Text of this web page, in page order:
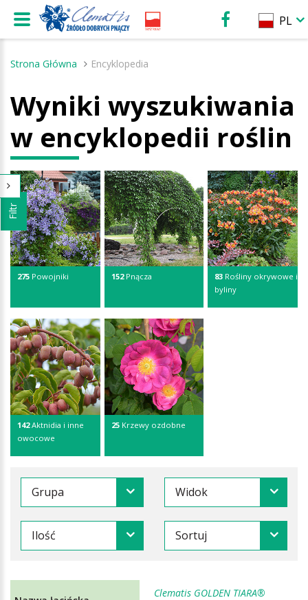
Strona Główna Encyklopedia
Wyniki wyszukiwania
w encyklopedii roślin
Filtr
275 Powojniki 152Pnącza 83Rośliny okrywowe i
byliny
142Aktnidia i inne
owocowe
25 Krzewy ozdobne
Grupa Widok
Ilość Sortuj
Clematis GOLDEN TIARA®
PL